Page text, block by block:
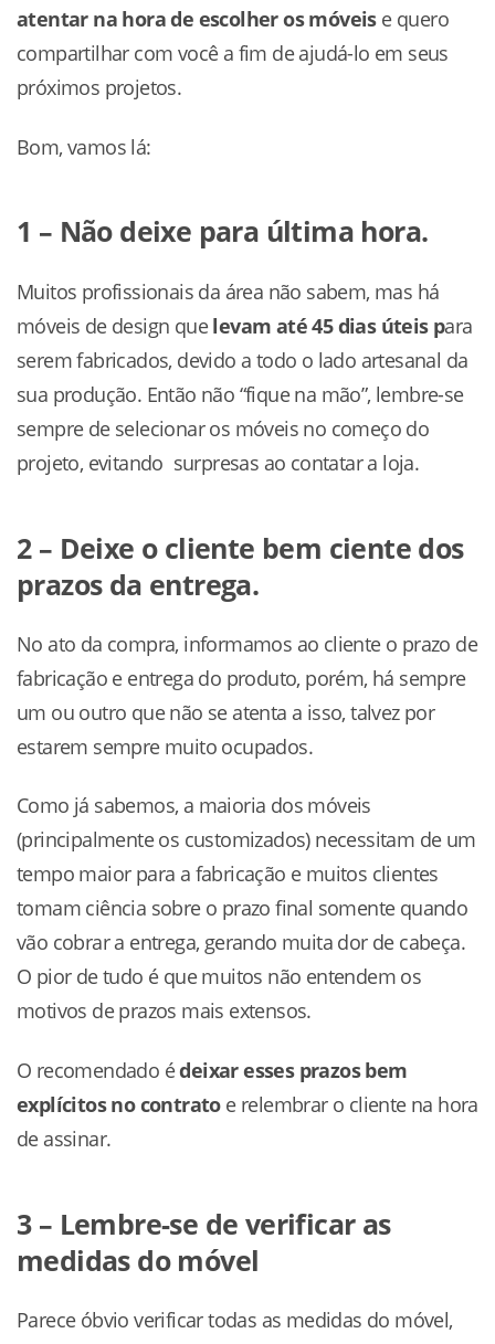
atentar na hora de escolher os móveise quero
compartilhar com você a fim de ajudá-lo em seus
próximos projetos.
Bom, vamos lá:
1 – Não deixe para última hora.
Muitos profissionais da área não sabem, mas há
móveis de design quelevam até 45 dias úteis para
serem fabricados, devido a todo o lado artesanal da
sua produção. Então não “fique na mão”, lembre-se
sempre de selecionar os móveis no começo do
projeto, evitando surpresas ao contatar a loja.
2 – Deixe o cliente bem ciente dos
prazos da entrega.
No ato da compra, informamos ao cliente o prazo de
fabricação e entrega do produto, porém, há sempre
um ou outro que não se atenta a isso, talvez por
estarem sempre muito ocupados.
Como já sabemos, a maioria dos móveis
(principalmente os customizados) necessitam de um
tempo maior para a fabricação e muitos clientes
tomam ciência sobre o prazo final somente quando
vão cobrar a entrega, gerando muita dor de cabeça.
O pior de tudo é que muitos não entendem os
motivos de prazos mais extensos.
O recomendado édeixar esses prazos bem
explícitos no contratoe relembrar o cliente na hora
de assinar.
3 – Lembre-se de verificar as
medidas do móvel
Parece óbvio verificar todas as medidas do móvel,